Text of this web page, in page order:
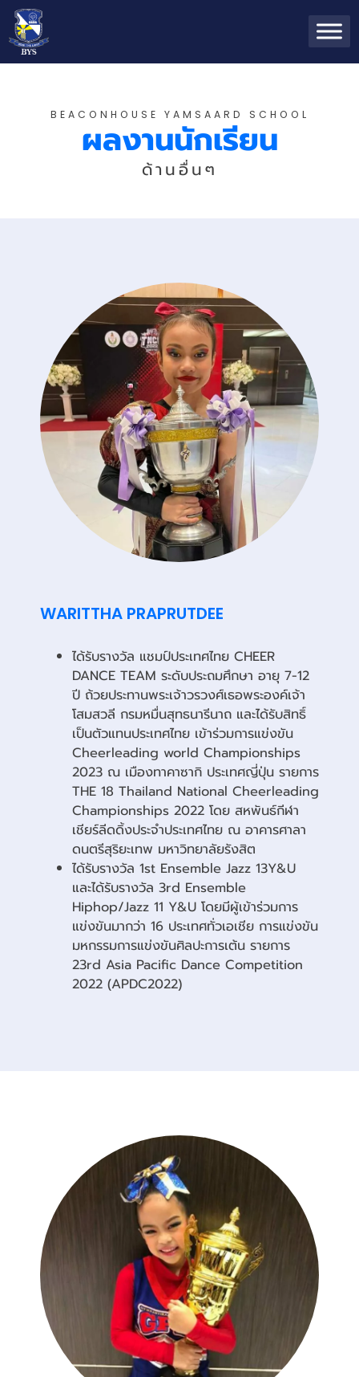
BEACONHOUSE YAMSAARD SCHOOL
ผลงานนักเรียน
ด้านอื่นๆ
WARITTHA PRAPRUTDEE
ได้รับรางวัล แชมป์ประเทศไทย CHEER
DANCE TEAM ระดับประถมศึกษา อายุ 7-12
ปี ถ้วยประทานพระเจ้าวรวงศ์เธอพระองค์เจ้า
โสมสวลี กรมหมื่นสุทธนารีนาถ และได้รับสิทธิ์
เป็นตัวแทนประเทศไทย เข้าร่วมการแข่งขัน
Cheerleading world Championships
2023 ณ เมืองทาคาซากิ ประเทศญี่ปุ่น รายการ
THE 18 Thailand National Cheerleading
Championships 2022 โดย สหพันธ์กีฬา
เชียร์ลีดดิ้งประจำประเทศไทย ณ อาคารศาลา
ดนตรีสุริยะเทพ มหาวิทยาลัยรังสิต
ได้รับรางวัล 1st Ensemble Jazz 13Y&U
และได้รับรางวัล 3rd Ensemble
Hiphop/Jazz 11 Y&U โดยมีผู้เข้าร่วมการ
แข่งขันมากว่า 16 ประเทศทั่วเอเชีย การแข่งขัน
มหกรรมการแข่งขันศิลปะการเต้น รายการ
23rd Asia Pacific Dance Competition
2022 (APDC2022)